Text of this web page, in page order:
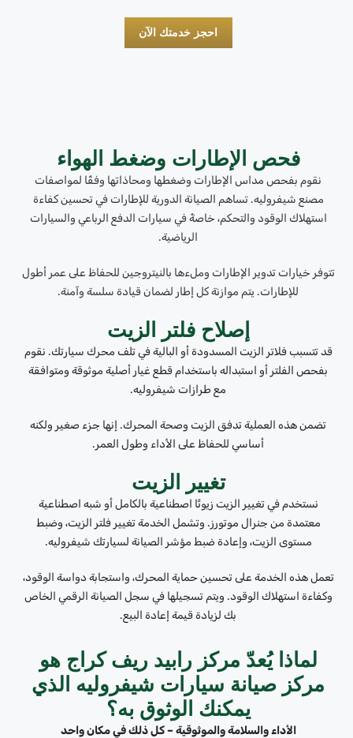
احجز خدمتك الآن
فحص الإطارات وضغط الهواء
نقوم بفحص مداس الإطارات وضغطها ومحاذاتها وفقًا لمواصفات
مصنع شيفروليه. تساهم الصيانة الدورية للإطارات في تحسين كفاءة
استهلاك الوقود والتحكم، خاصةً في سيارات الدفع الرباعي والسيارات
الرياضية.
تتوفر خيارات تدوير الإطارات وملءها بالنيتروجين للحفاظ على عمر أطول
للإطارات. يتم موازنة كل إطار لضمان قيادة سلسة وآمنة.
إصلاح فلتر الزيت
قد تتسبب فلاتر الزيت المسدودة أو البالية في تلف محرك سيارتك. نقوم
بفحص الفلتر أو استبداله باستخدام قطع غيار أصلية موثوقة ومتوافقة
مع طرازات شيفروليه.
تضمن هذه العملية تدفق الزيت وصحة المحرك. إنها جزء صغير ولكنه
أساسي للحفاظ على الأداء وطول العمر.
تغيير الزيت
نستخدم في تغيير الزيت زيوتًا اصطناعية بالكامل أو شبه اصطناعية
معتمدة من جنرال موتورز. وتشمل الخدمة تغيير فلتر الزيت، وضبط
مستوى الزيت، وإعادة ضبط مؤشر الصيانة لسيارتك شيفروليه.
تعمل هذه الخدمة على تحسين حماية المحرك، واستجابة دواسة الوقود،
وكفاءة استهلاك الوقود. ويتم تسجيلها في سجل الصيانة الرقمي الخاص
بك لزيادة قيمة إعادة البيع.
لماذا يُعدّ مركز رابيد ريف كراج هو
مركز صيانة سيارات شيفروليه الذي
يمكنك الوثوق به؟
الأداء والسلامة والموثوقية – كل ذلك في مكان واحد